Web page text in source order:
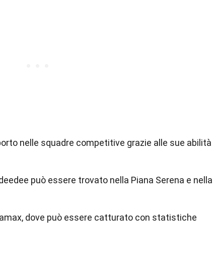
nelle squadre competitive grazie alle sue abilità
può essere trovato nella Piana Serena e nella
dove può essere catturato con statistiche